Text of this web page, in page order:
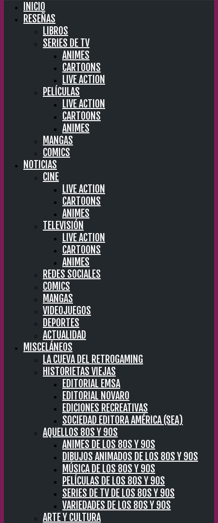
INICIO
RESEÑAS
LIBROS
SERIES DE TV
ANIMES
CARTOONS
LIVE ACTION
PELÍCULAS
LIVE ACTION
CARTOONS
ANIMES
MANGAS
COMICS
NOTICIAS
CINE
LIVE ACTION
CARTOONS
ANIMES
TELEVISIÓN
LIVE ACTION
CARTOONS
ANIMES
REDES SOCIALES
COMICS
MANGAS
VIDEOJUEGOS
DEPORTES
ACTUALIDAD
MISCELÁNEOS
LA CUEVA DEL RETROGAMING
HISTORIETAS VIEJAS
EDITORIAL EMSA
EDITORIAL NOVARO
EDICIONES RECREATIVAS
SOCIEDAD EDITORA AMÉRICA (SEA)
AQUELLOS 80S Y 90S
ANIMES DE LOS 80S Y 90S
DIBUJOS ANIMADOS DE LOS 80S Y 90S
MÚSICA DE LOS 80S Y 90S
PELÍCULAS DE LOS 80S Y 90S
SERIES DE TV DE LOS 80S Y 90S
VARIEDADES DE LOS 80S Y 90S
ARTE Y CULTURA